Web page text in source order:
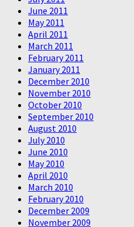
June 2011
May 2011
April 2011
March 2011
February 2011
January 2011
December 2010
November 2010
October 2010
September 2010
August 2010
July 2010
June 2010
May 2010
April 2010
March 2010
February 2010
December 2009
November 2009